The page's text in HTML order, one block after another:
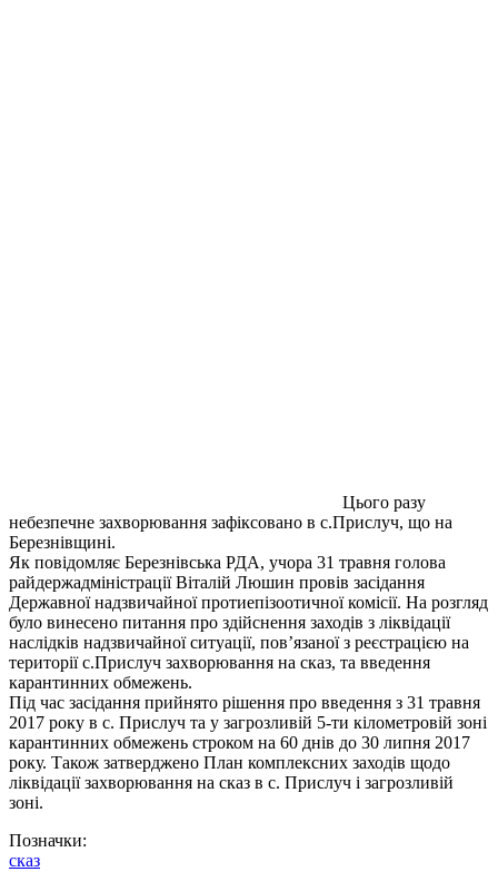
Цього разу
небезпечне захворювання зафіксовано в с.Прислуч, що на
Березнівщині.
Як повідомляє Березнівська РДА, учора 31 травня голова
райдержадміністрації Віталій Люшин провів засідання
Державної надзвичайної протиепізоотичної комісії. На розгляд
було винесено питання про здійснення заходів з ліквідації
наслідків надзвичайної ситуації, пов’язаної з реєстрацією на
території с.Прислуч захворювання на сказ, та введення
карантинних обмежень.
Під час засідання прийнято рішення про введення з 31 травня
2017 року в с. Прислуч та у загрозливій 5-ти кілометровій зоні
карантинних обмежень строком на 60 днів до 30 липня 2017
року. Також затверджено План комплексних заходів щодо
ліквідації захворювання на сказ в с. Прислуч і загрозливій
зоні.
Позначки:
сказ